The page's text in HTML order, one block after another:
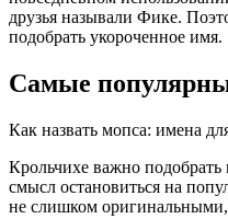
друзья называли Фике.
подобрать укороченное имя.
Самые
Как назвать мопса: имена
Крольчихе важно
смысл остановиться на
не слишком